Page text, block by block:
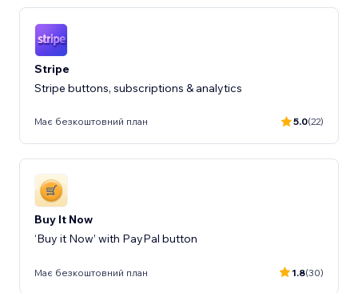
Stripe
Stripe buttons, subscriptions & analytics
Має безкоштовний план 5.0(22)
Buy It Now
‘Buy it Now’ with PayPal button
Має безкоштовний план 1.8(30)